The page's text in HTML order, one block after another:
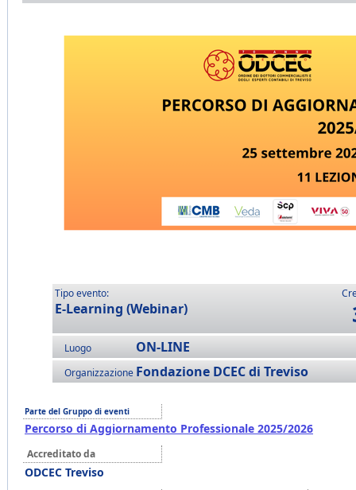
Tipo evento:
E-Learning (Webinar)
Luogo ON-LINE
Organizzazione Fondazione DCEC di Treviso
Parte del Gruppo di eventi
Percorso di Aggiornamento Professionale 2025/2026
Accreditato da
ODCEC Treviso